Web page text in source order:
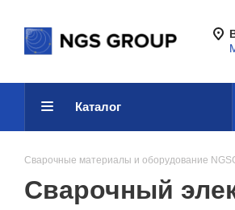
Каталог
Сварочные материалы и оборудование
Сварочный